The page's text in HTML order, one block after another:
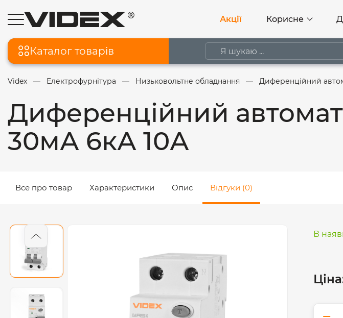
Акції Корисне
Каталог товарів
Videx Електрофурнітура Низьковольтне обладнання Диференційний
Диференційний автомат
30мА 6кА 10А
Все про товар Характеристики Опис Відгуки (0)
В